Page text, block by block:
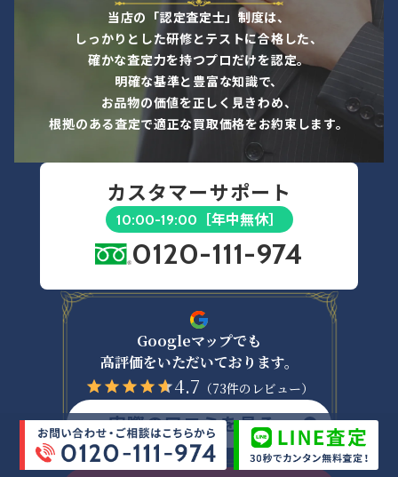
オーディオ・カメラ・家電・楽器
家電製品は電源が繋げるご状態での拝見
となります。
箱や保証書など残っていれば査定upに繋
がるので合わせてご用意ください。
遺品整理やオフィス移転などで点数が多
い場合は一度お見積に伺わせていただき
運び出しが出来ず買取ができないケース
対象品：中～大型家電
一戸建て等の建物内階段を利用して運び
※ 買取ご希望のお品物は当日までに1階へのお品
物移動をお願い致します。
※ マンションの2階以上にお住まいの場合はエレ
ベーターで搬出できるサイズのみの対応となりま
上記以外で運び出しが不可能と判断した
場合
当店の「認定査定士」制度は、
しっかりとした研修とテストに合格した、
確かな査定力を持つプロだけを認定。
明確な基準と豊富な知識で、
お品物の価値を正しく見きわめ、
根拠のある査定で適正な買取価格をお約束します。
カスタマーサポート
10:00-19:00 ［年中無休］
0120-111-974
Googleマップでも
高評価をいただいております。
4.7 （73件のレビュー）
実際の口コミを見る